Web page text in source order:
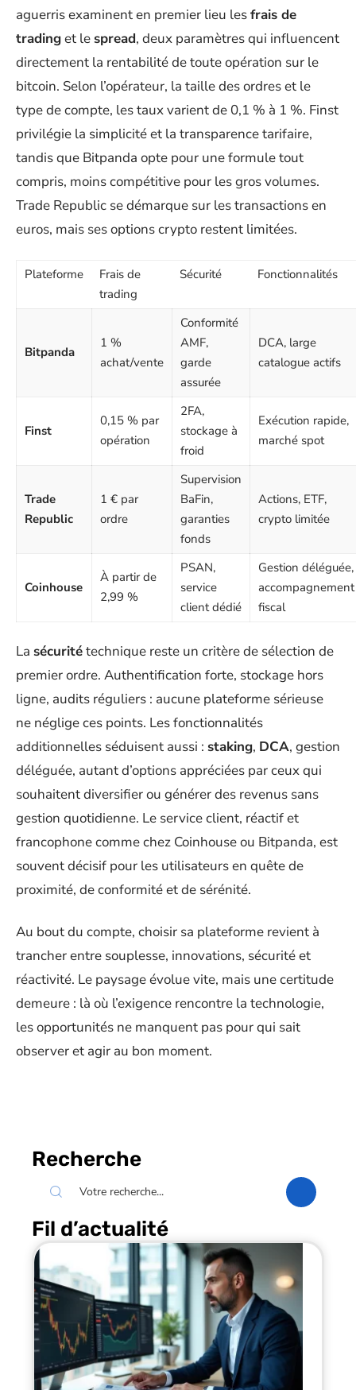
aguerris examinent en premier lieu lesfrais de
tradinget le spread, deux paramètres qui influencent
directement la rentabilité de toute opération sur le
bitcoin. Selon l’opérateur, la taille des ordres et le
type de compte, les taux varient de 0,1 % à 1 %. Finst
privilégie la simplicité et la transparence tarifaire,
tandis que Bitpanda opte pour une formule tout
compris, moins compétitive pour les gros volumes.
Trade Republic se démarque sur les transactions en
euros, mais ses options crypto restent limitées.
Plateforme
Frais de
trading
Sécurité Fonctionnalités
Bitpanda
1 %
achat/vente
Conformité
AMF,
garde
assurée
DCA, large
catalogue actifs
Finst
0,15 % par
opération
2FA,
stockage à
froid
Exécution rapide,
marché spot
Trade
Republic
1 € par
ordre
Supervision
BaFin,
garanties
fonds
Actions, ETF,
crypto limitée
Coinhouse
À partir de
2,99 %
PSAN,
service
client dédié
Gestion déléguée,
accompagnement
fiscal
La sécuritétechnique reste un critère de sélection de
premier ordre. Authentification forte, stockage hors
ligne, audits réguliers : aucune plateforme sérieuse
ne néglige ces points. Les fonctionnalités
additionnelles séduisent aussi : staking, DCA, gestion
déléguée, autant d’options appréciées par ceux qui
souhaitent diversifier ou générer des revenus sans
gestion quotidienne. Le service client, réactif et
francophone comme chez Coinhouse ou Bitpanda, est
souvent décisif pour les utilisateurs en quête de
proximité, de conformité et de sérénité.
Au bout du compte, choisir sa plateforme revient à
trancher entre souplesse, innovations, sécurité et
réactivité. Le paysage évolue vite, mais une certitude
demeure : là où l’exigence rencontre la technologie,
les opportunités ne manquent pas pour qui sait
observer et agir au bon moment.
Recherche
Fil d’actualité